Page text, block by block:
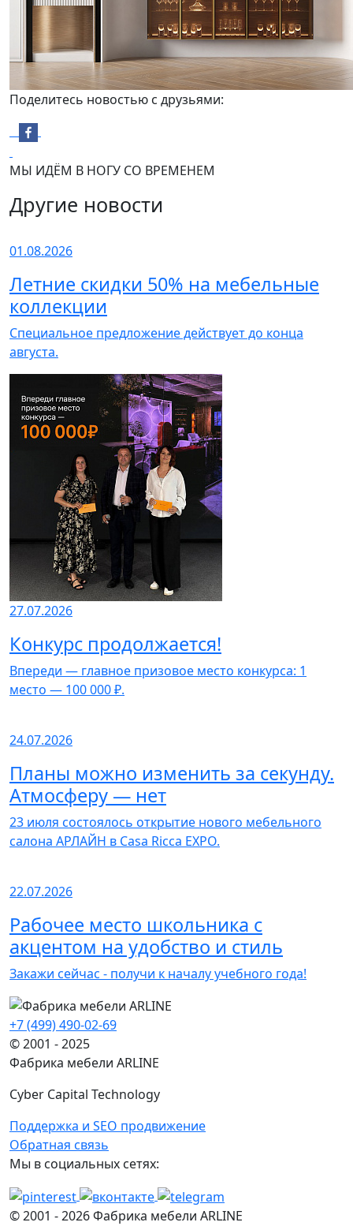
Поделитесь новостью с друзьями:
МЫ ИДЁМ В НОГУ СО ВРЕМЕНЕМ
Другие новости
01.08.2026
Летние скидки 50% на мебельные
коллекции
Специальное предложение действует до конца
августа.
27.07.2026
Конкурс продолжается!
Впереди — главное призовое место конкурса: 1
место — 100 000 ₽.
24.07.2026
Планы можно изменить за секунду.
Атмосферу — нет
23 июля состоялось открытие нового мебельного
салона АРЛАЙН в Casa Ricca EXPO.
22.07.2026
Рабочее место школьника с
акцентом на удобство и стиль
Закажи сейчас - получи к началу учебного года!
+7 (499) 490-02-69
© 2001 - 2025
Фабрика мебели ARLINE
Cyber Capital Technology
Поддержка и SEO продвижение
Обратная связь
Мы в социальных сетях:
© 2001 -2026Фабрика мебели ARLINE